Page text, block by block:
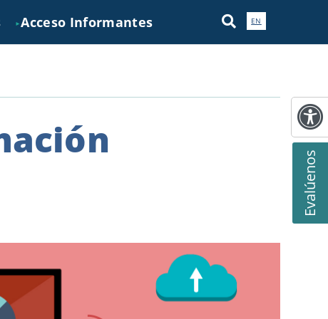
►Acceso Informantes EN
Evalúenos